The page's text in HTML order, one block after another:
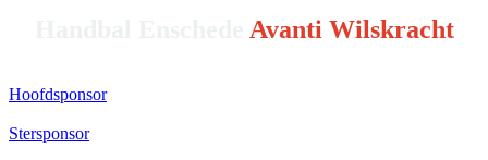
Avanti Wilskracht
Hoofdsponsor
Stersponsor